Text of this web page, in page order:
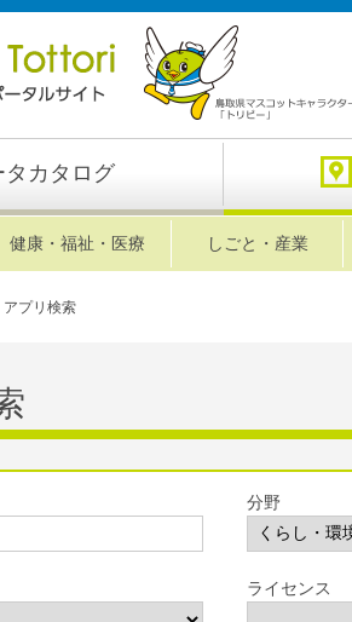
タカタログ
健康・福祉・医療 しごと・産業
アプリ検索
分野
ライセンス